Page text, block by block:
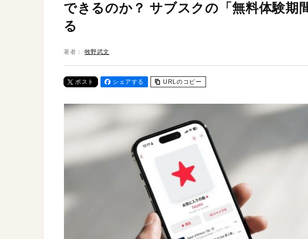
できるのか？ サブスクの「無料体験期
る
著者： 牧野武文
ポスト シェアする URLのコピー